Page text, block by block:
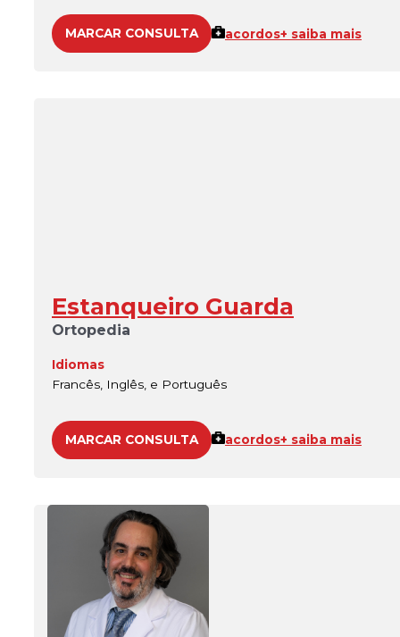
MARCAR CONSULTA acordos+ saiba mais
Estanqueiro Guarda
Ortopedia
Idiomas
Francês, Inglês, e Português
MARCAR CONSULTA acordos+ saiba mais